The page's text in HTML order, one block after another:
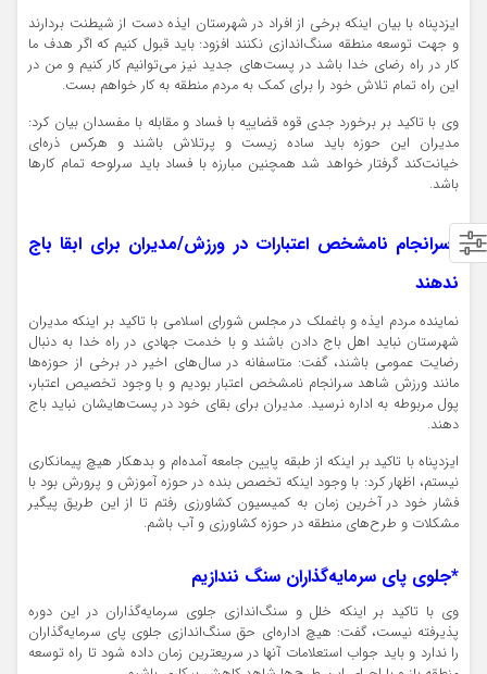
ایزدپناه با بیان اینکه برخی از افراد در شهرستان ایذه دست از شیطنت بردارند
و جهت توسعه منطقه سنگ‌اندازی نکنند افزود: باید قبول کنیم که اگر هدف ما
کار در راه رضای خدا باشد در پست‌های جدید نیز می‌توانیم کار کنیم و من در
این راه تمام تلاش خود را برای کمک به مردم منطقه به کار خواهم بست.
وی با تاکید بر برخورد جدی قوه قضاییه با فساد و مقابله با مفسدان بیان کرد:
مدیران این حوزه باید ساده زیست و پرتلاش باشند و هرکس ذره‌ای
خیانت‌کند گرفتار خواهد شد همچنین مبارزه با فساد باید سرلوحه تمام کارها
باشد.
*سرانجام نامشخص اعتبارات در ورزش/مدیران برای ابقا باج
ندهند
نماینده مردم ایذه و باغملک در مجلس شورای اسلامی با تاکید بر اینکه مدیران
شهرستان نباید اهل باج دادن باشند و با خدمت جهادی در راه خدا به دنبال
رضایت عمومی باشند، گفت: متاسفانه در سال‌های اخیر در برخی از حوزه‌ها
مانند ورزش شاهد سرانجام نامشخص اعتبار بودیم و با وجود تخصیص اعتبار،
پول مربوطه به اداره نرسید. مدیران برای بقای خود در پست‌هایشان نباید باج
دهند.
ایزدپناه با تاکید بر اینکه از طبقه پایین جامعه آمده‌ام و بدهکار هیچ پیمانکاری
نیستم، اظهار کرد: با وجود اینکه تخصص بنده در حوزه آموزش و پرورش بود با
فشار خود در آخرین زمان به کمیسیون کشاورزی رفتم تا از این طریق پیگیر
مشکلات و طرح‌های منطقه در حوزه کشاورزی و آب باشم.
*جلوی پای سرمایه‌گذاران سنگ نندازیم
وی با تاکید بر اینکه خلل و سنگ‌اندازی جلوی سرمایه‌گذاران در این دوره
پذیرفته نیست، گفت: هیچ‌ اداره‌ای حق سنگ‌اندازی جلوی پای سرمایه‌گذاران
را ندارد و باید جواب استعلامات آنها در سریعترین زمان داده شود تا راه توسعه